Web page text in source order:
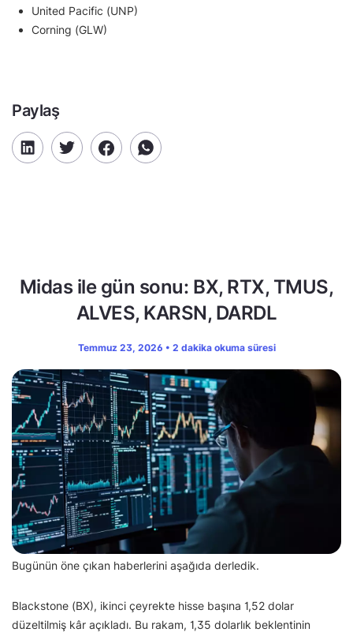
United Pacific (UNP)
Corning (GLW)
Paylaş
Midas ile gün sonu: BX, RTX, TMUS,
ALVES, KARSN, DARDL
Temmuz 23, 2026 • 2 dakika okuma süresi
Bugünün öne çıkan haberlerini aşağıda derledik.
Blackstone (BX), ikinci çeyrekte hisse başına 1,52 dolar
düzeltilmiş kâr açıkladı. Bu rakam, 1,35 dolarlık beklentinin